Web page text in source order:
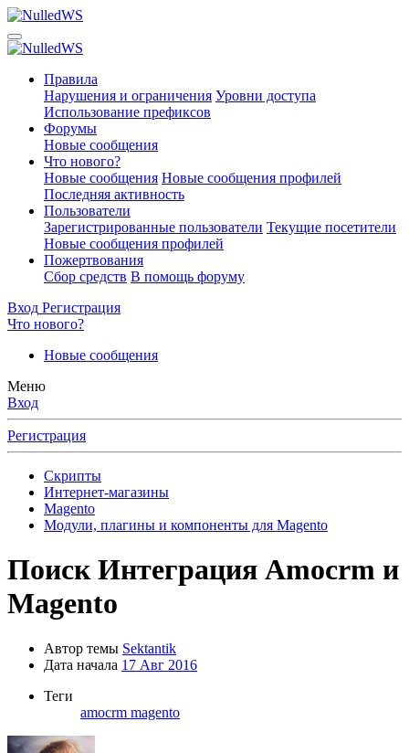
Правила
Нарушения и ограничения Уровни доступа
Использование префиксов
Форумы
Новые сообщения
Что нового?
Новые сообщения Новые сообщения профилей
Последняя активность
Пользователи
Зарегистрированные пользователи Текущие посетители
Новые сообщения профилей
Пожертвования
Сбор средств В помощь форуму
Вход Регистрация
Что нового?
Новые сообщения
Меню
Вход
Регистрация
Скрипты
Интернет-магазины
Magento
Модули, плагины и компоненты для Magento
Поиск Интеграция Amocrm и
Magento
Автор темы Sektantik
Дата начала 17 Авг 2016
Теги
amocrm magento